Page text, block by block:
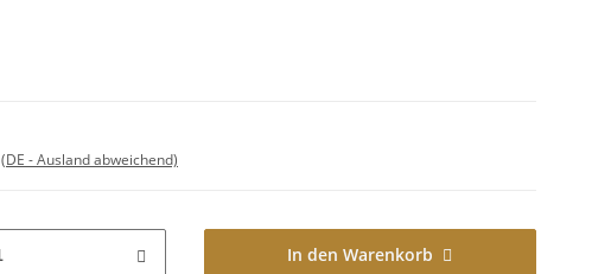
(DE - Ausland abweichend)
In den Warenkorb